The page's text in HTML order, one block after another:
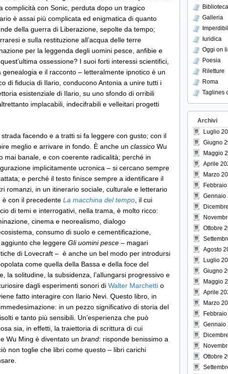
complicità con Sonic, perduta dopo un tragico
è assai più complicata ed enigmatica di quanto
della guerra di Liberazione, sepolte da tempo;
e sulla restituzione all’acqua delle terre
per la leggenda degli uomini pesce, anfibie e
ossessione? I suoi forti interessi scientifici,
e il racconto – letteralmente ipnotico è un
di fiducia di Ilario, conducono Antonia a unire tutti i
esistenziale di Ilario, su uno sfondo di orribili
implacabili, indecifrabili e velleitari progetti
facendo e a tratti si fa leggere con gusto; con il
meglio e arrivare in fondo. È anche un classico Wu
mai banale, e con coerente radicalità; perché in
implicitamente ucronica – si cercano sempre
e perché il testo finisce sempre a identificare il
romanzi, in un itinerario sociale, culturale e letterario
è con il precedente La macchina del tempo , il cui
di temi e interrogativi, nella trama, è molto ricco:
cinema e neorealismo, dialogo
consumo di suolo e cementificazione,
che leggere Gli uomini pesce – magari
di Lovecraft – è anche un bel modo per introdursi
come quella della Bassa e della foce del
la solitudine, la subsidenza, l’allungarsi progressivo e
dagli esperimenti sonori di Walter Marchetti o
fatto interagire con Ilario Nevi. Questo libro, in
in un pezzo significativo di storia del
e tanto più sensibili. Un’esperienza che può
sia, in effetti, la traiettoria di scrittura di cui
Wu Ming è diventato un brand: risponde benissimo a
non toglie che libri come questo – libri carichi
Biblioteca
Galleria
Iuridica
Oggi on
Poesia
Riletture
Roma
Taglines
Archivi
Luglio
Giugno
Maggio
Aprile
Marzo
Gennaio
Ottobre
Agosto
Luglio
Giugno
Maggio
Aprile
Marzo
Gennaio
Ottobre